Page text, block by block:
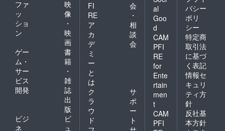
ファ
ッ
ショ
ン
映
像
・
映
画
ゲー
ム・
サー
ビス
開発
書
籍
・
雑
誌
出
版
ビジ
ネ
ビ
ュ
FI
RE
ア
カ
デ
ミ
ー
と
は
会
・
相
談
会
ク
ラ
ウ
ド
サ
ポ
ー
ト
al
Goo
d
CAM
PFI
RE
for
Ente
rtain
men
t
CAM
PFI
バシー
ポリ
シー
特定商
取引法
に基づ
く表記
情報セ
キュリ
ティ方
針
反社基
本方針